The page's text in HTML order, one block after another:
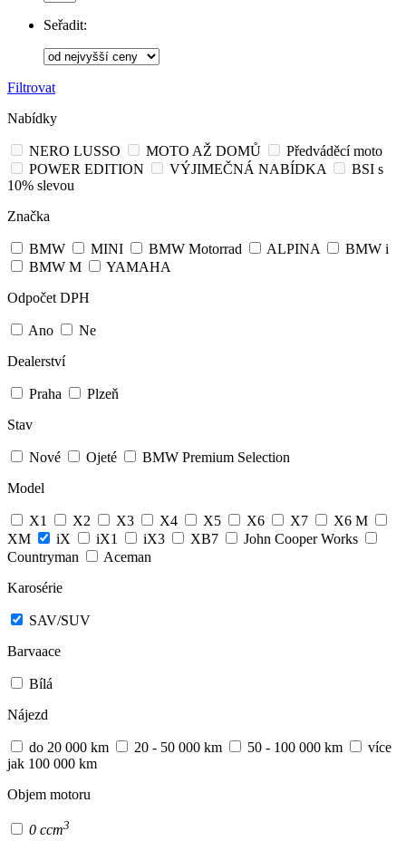
Seřadit:
Filtrovat
Nabídky
NERO LUSSO MOTO AŽ DOMŮ
Předváděcí moto
POWER EDITION
VÝJIMEČNÁ NABÍDKA
BSI s
10% slevou
Značka
BMW MINI BMW Motorrad ALPINA
BMW i
BMW M
YAMAHA
Odpočet DPH
Ano
Ne
Dealerství
Praha
Plzeň
Stav
Nové Ojeté
BMW Premium Selection
Model
X1 X2 X3 X4 X5 X6 X7
X6 M
XM
iX iX1 iX3 XB7
John Cooper Works
Countryman
Aceman
Karosérie
SAV/SUV
Barvaace
Bílá
Nájezd
do 20 000 km 20 - 50 000 km 50 - 100 000 km
více
jak 100 000 km
Objem motoru
0 ccm3